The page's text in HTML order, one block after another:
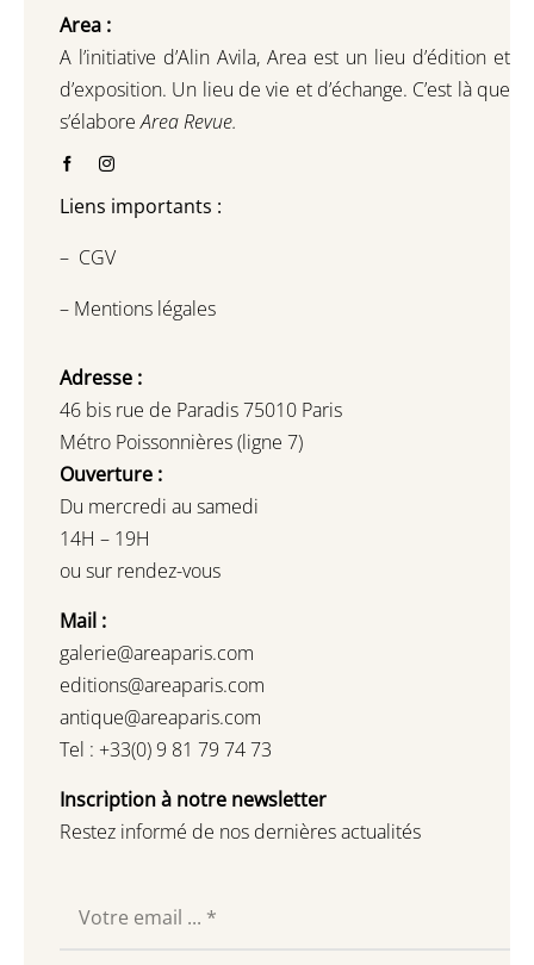
Area :
A l’initiative d’Alin Avila, Area est un lieu d’édition et
d’exposition. Un lieu de vie et d’échange. C’est là que
s’élaboreArea Revue.
Liens importants :
– CGV
– Mentions légales
Adresse :
46 bis rue de Paradis 75010 Paris
Métro Poissonnières (ligne 7)
Ouverture :
Du mercredi au samedi
14H – 19H
ou sur rendez-vous
Mail :
galerie@areaparis.com
editions@areaparis.com
antique@areaparis.com
Tel : +33(0) 9 81 79 74 73
Inscription à notre newsletter
Restez informé de nos dernières actualités